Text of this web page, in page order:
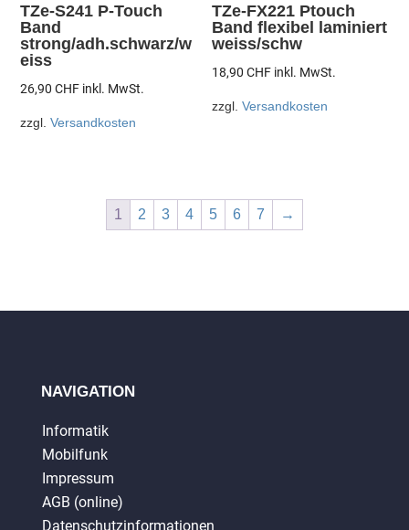
TZe-S241 P-Touch
Band
strong/adh.schwarz/w
eiss
26,90CHF inkl. MwSt.
zzgl.Versandkosten
TZe-FX221 Ptouch
Band flexibel laminiert
weiss/schw
18,90CHF inkl. MwSt.
zzgl.Versandkosten
1 2 3 4 5 6 7 →
NAVIGATION
Informatik
Mobilfunk
Impressum
AGB (online)
Datenschutzinformationen